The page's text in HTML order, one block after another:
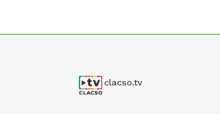
clacso.tv